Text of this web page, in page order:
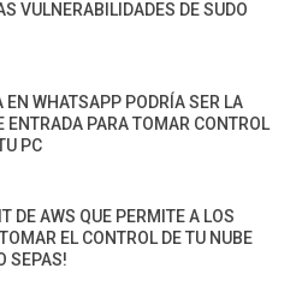
VULNERABILIDADES DE SUDO
EN WHATSAPP PODRÍA SER LA
ENTRADA PARA TOMAR CONTROL
PC
DE AWS QUE PERMITE A LOS
EL CONTROL DE TU NUBE
SEPAS!